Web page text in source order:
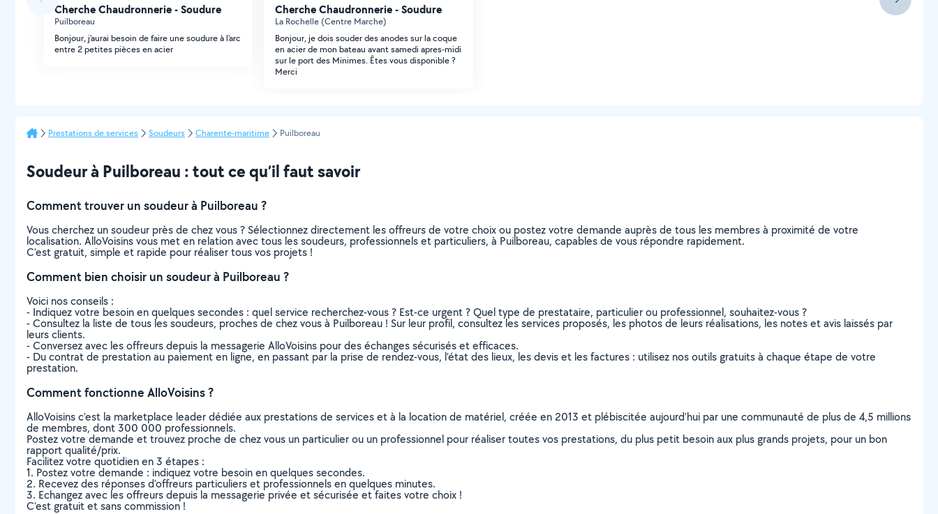
Cherche Chaudronnerie - Soudure
Puilboreau
Bonjour, j'aurai besoin de faire une soudure à l'arc
entre 2 petites pièces en acier
Cherche Chaudronnerie - Soudure
La Rochelle (Centre Marche)
Bonjour, je dois souder des anodes sur la coque
en acier de mon bateau avant samedi apres-midi
sur le port des Minimes. Êtes vous disponible ?
Merci
Prestations de services Soudeurs Charente-maritime Puilboreau
Soudeur à Puilboreau : tout ce qu’il faut savoir
Comment trouver un soudeur à Puilboreau ?
Vous cherchez un soudeur près de chez vous ? Sélectionnez directement les offreurs de votre choix ou postez votre demande auprès de tous les membres à proximité de votre
localisation. AlloVoisins vous met en relation avec tous les soudeurs, professionnels et particuliers, à Puilboreau, capables de vous répondre rapidement.
C’est gratuit, simple et rapide pour réaliser tous vos projets !
Comment bien choisir un soudeur à Puilboreau ?
Voici nos conseils :
- Indiquez votre besoin en quelques secondes : quel service recherchez-vous ? Est-ce urgent ? Quel type de prestataire, particulier ou professionnel, souhaitez-vous ?
- Consultez la liste de tous les soudeurs, proches de chez vous à Puilboreau ! Sur leur profil, consultez les services proposés, les photos de leurs réalisations, les notes et avis laissés par
leurs clients.
- Conversez avec les offreurs depuis la messagerie AlloVoisins pour des échanges sécurisés et efficaces.
- Du contrat de prestation au paiement en ligne, en passant par la prise de rendez-vous, l’état des lieux, les devis et les factures : utilisez nos outils gratuits à chaque étape de votre
prestation.
Comment fonctionne AlloVoisins ?
AlloVoisins c’est la marketplace leader dédiée aux prestations de services et à la location de matériel, créée en 2013 et plébiscitée aujourd’hui par une communauté de plus de 4,5 millions
de membres, dont 300 000 professionnels.
Postez votre demande et trouvez proche de chez vous un particulier ou un professionnel pour réaliser toutes vos prestations, du plus petit besoin aux plus grands projets, pour un bon
rapport qualité/prix.
Facilitez votre quotidien en 3 étapes :
1. Postez votre demande : indiquez votre besoin en quelques secondes.
2. Recevez des réponses d’offreurs particuliers et professionnels en quelques minutes.
3. Echangez avec les offreurs depuis la messagerie privée et sécurisée et faites votre choix !
C’est gratuit et sans commission !